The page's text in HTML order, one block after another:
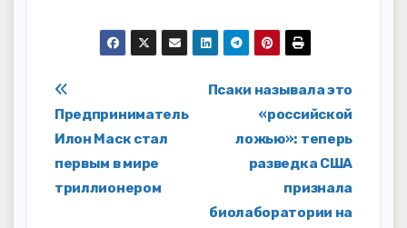
Навигация
по
записям
Псаки называла это
«российской
ложью»: теперь
разведка США
признала
биолаборатории на
Предприниматель
Илон Маск стал
первым в мире
триллионером